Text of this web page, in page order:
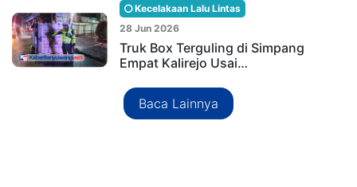
Kecelakaan Lalu Lintas
28 Jun 2026
Truk Box Terguling di Simpang
Empat Kalirejo Usai…
Baca Lainnya